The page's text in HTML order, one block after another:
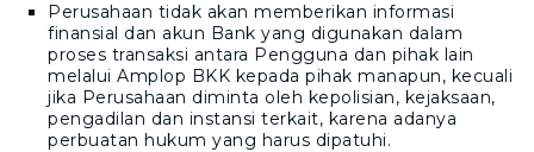
Perusahaan tidak akan memberikan informasi
finansial dan akun Bank yang digunakan dalam
proses transaksi antara Pengguna dan pihak lain
melalui Amplop BKK kepada pihak manapun, kecuali
jika Perusahaan diminta oleh kepolisian, kejaksaan,
pengadilan dan instansi terkait, karena adanya
perbuatan hukum yang harus dipatuhi.